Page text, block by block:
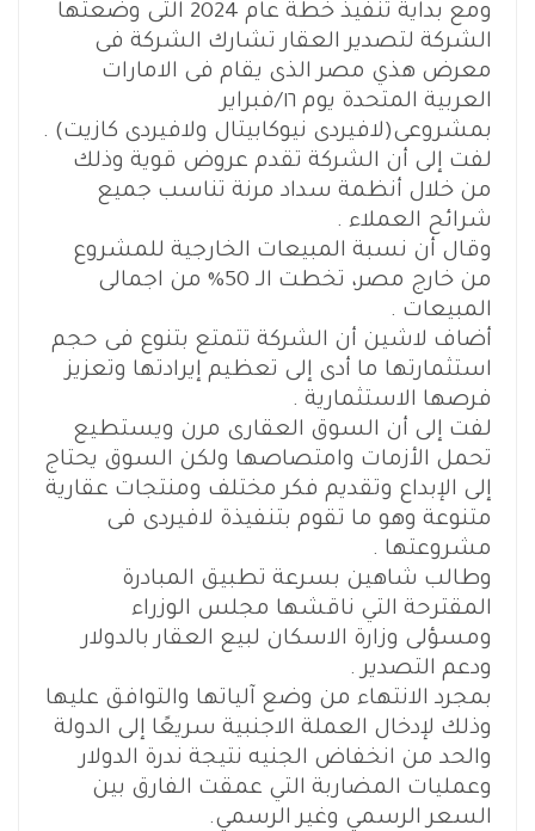
ومع بداية تنفيذ خطة عام 2024 التى وضعتها
الشركة لتصدير العقار تشارك الشركة فى
معرض هذي مصر الذى يقام فى الامارات
العربية المتحدة يوم ١٦/فبراير
بمشروعى(لافيردى نيوكابيتال ولافيردى كازيت) .
لفت إلى أن الشركة تقدم عروض قوية وذلك
من خلال أنظمة سداد مرنة تناسب جميع
شرائح العملاء .
وقال أن نسبة المبيعات الخارجية للمشروع
من خارج مصر، تخطت الـ 50% من اجمالى
المبيعات .
أضاف لاشين أن الشركة تتمتع بتنوع فى حجم
استثمارتها ما أدى إلى تعظيم إيرادتها وتعزيز
فرصها الاستثمارية .
لفت إلى أن السوق العقارى مرن ويستطيع
تحمل الأزمات وامتصاصها ولكن السوق يحتاج
إلى الإبداع وتقديم فكر مختلف ومنتجات عقارية
متنوعة وهو ما تقوم بتنفيذة لافيردى فى
مشروعتها .
وطالب شاهين بسرعة تطبيق المبادرة
المقترحة التي ناقشها مجلس الوزراء
ومسؤلى وزارة الاسكان لبيع العقار بالدولار
ودعم التصدير .
بمجرد الانتهاء من وضع آلياتها والتوافق عليها
وذلك لإدخال العملة الاجنبية سريعًا إلى الدولة
والحد من انخفاض الجنيه نتيجة ندرة الدولار
وعمليات المضاربة التي عمقت الفارق بين
السعر الرسمي وغير الرسمي.